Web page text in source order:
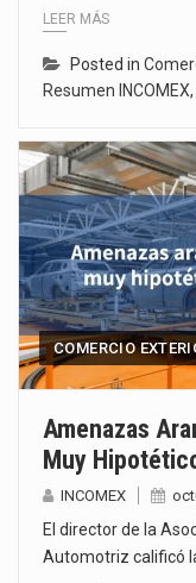
LEER MÁS
Posted in
Resumen INCOMEX,
COMERCIO
Amenazas
Muy
INCOMEX
El director de la
Automotriz calificó